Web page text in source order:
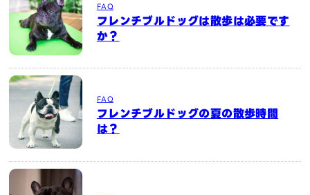
FAQ
フレンチブルドッグは散歩は必要です
か？
FAQ
フレンチブルドッグの夏の散歩時間
は？